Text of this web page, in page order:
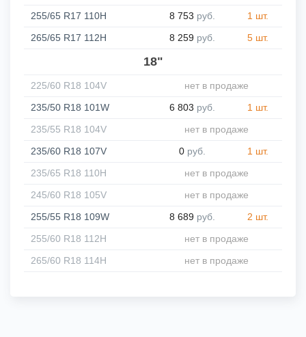
255/65 R17 110H
8 753 руб.
1 шт.
265/65 R17 112H
8 259 руб. 5 шт.
18"
225/60 R18 104V
нет в продаже
235/50 R18 101W
6 803 руб.
1 шт.
235/55 R18 104V
нет в продаже
235/60 R18 107V
0 руб.
1 шт.
235/65 R18 110H
нет в продаже
245/60 R18 105V
нет в продаже
255/55 R18 109W
8 689 руб.
2 шт.
255/60 R18 112H
нет в продаже
265/60 R18 114H
нет в продаже